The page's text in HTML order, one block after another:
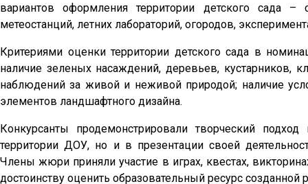
вариантов оформления территории детского сада –
метеостанций, летних лабораторий, огородов,
Критериями оценки территории детского сада в
наличие зеленых насаждений, деревьев, кустарников,
наблюдений за живой и неживой природой; наличие
элементов ландшафтного дизайна.
Конкурсанты продемонстрировали творческий
территории ДОУ, но и в презентации своей
Члены жюри приняли участие в играх, квестах,
достоинству оценить образовательный ресурс